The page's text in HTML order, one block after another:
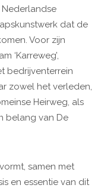
dat de
Voor zijn
‘Karreweg’,
bedrijventerrein
zowel het verleden,
Heirweg, als
belang van De
samen met
en essentie van dit